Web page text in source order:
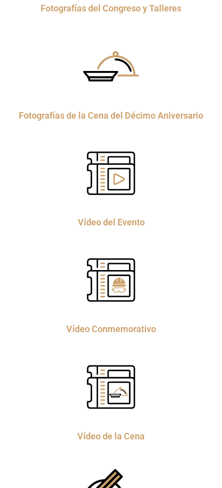
Fotografías del Congreso y Talleres
Fotografías de la Cena del Décimo Aniversario
Vídeo del Evento
Vídeo Conmemorativo
Vídeo de la Cena